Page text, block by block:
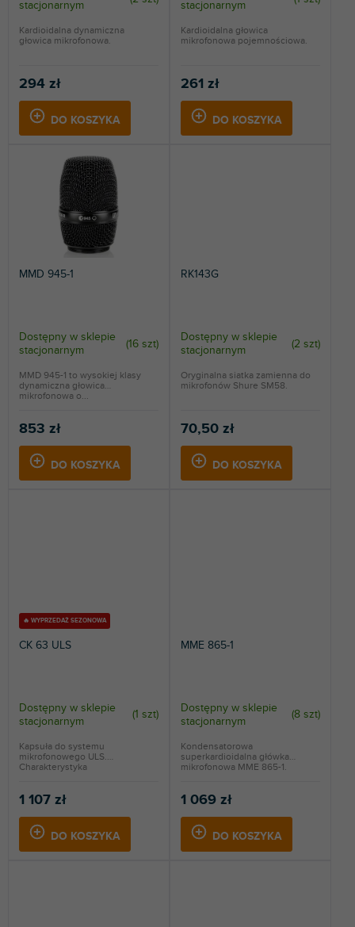
stacjonarnym
294 zł
DO KOSZYKA
Kardioidalna dynamiczna
głowica mikrofonowa.
stacjonarnym
261 zł
DO KOSZYKA
Kardioidalna głowica
mikrofonowa pojemnościowa.
MMD 945-1
Dostępny w sklepie
stacjonarnym
(16 szt)
853 zł
DO KOSZYKA
MMD 945-1 to wysokiej klasy
dynamiczna głowica
mikrofonowa o...
RK143G
Dostępny w sklepie
stacjonarnym
(2 szt)
70,50 zł
DO KOSZYKA
Oryginalna siatka zamienna do
mikrofonów Shure SM58.
🔥 WYPRZEDAŻ SEZONOWA
CK 63 ULS
Dostępny w sklepie
stacjonarnym
(1 szt)
1 107 zł
DO KOSZYKA
Kapsuła do systemu
mikrofonowego ULS.
Charakterystyka
MME 865-1
Dostępny w sklepie
stacjonarnym
(8 szt)
1 069 zł
DO KOSZYKA
Kondensatorowa
superkardioidalna główka
mikrofonowa MME 865-1.